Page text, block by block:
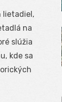
lietadiel,
na
slúžia
kde sa